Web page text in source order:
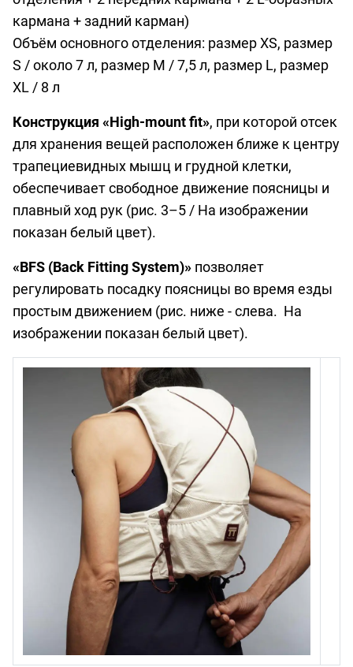
кармана + задний карман)
Объём основного отделения: размер XS, размер
S / около 7 л, размер M / 7,5 л, размер L, размер
XL / 8 л
Конструкция «High-mount fit», при которой отсек
для хранения вещей расположен ближе к центру
трапециевидных мышц и грудной клетки,
обеспечивает свободное движение поясницы и
плавный ход рук (рис. 3–5 / На изображении
показан белый цвет).
«BFS (Back Fitting System)» позволяет
регулировать посадку поясницы во время езды
простым движением (рис. ниже - слева. На
изображении показан белый цвет).